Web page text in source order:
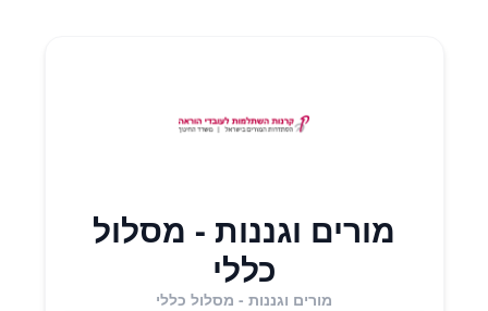
מורים וגננות - מסלול
כללי
מורים וגננות - מסלול כללי